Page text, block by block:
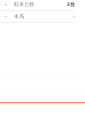
- 駐車台数 3台
- 車高 -